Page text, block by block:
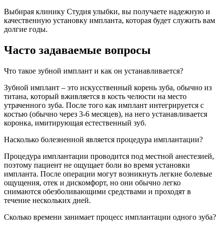
Выбирая клинику Студия улыбки, вы получаете надежную и
качественную установку импланта, которая будет служить вам
долгие годы.
Часто задаваемые вопросы
Что такое зубной имплант и как он устанавливается?
Зубной имплант – это искусственный корень зуба, обычно из
титана, который вживляется в кость челюсти на место
утраченного зуба. После того как имплант интегрируется с
костью (обычно через 3-6 месяцев), на него устанавливается
коронка, имитирующая естественный зуб.
Насколько болезненной является процедура имплантации?
Процедура имплантации проводится под местной анестезией,
поэтому пациент не ощущает боли во время установки
импланта. После операции могут возникнуть легкие болевые
ощущения, отек и дискомфорт, но они обычно легко
снимаются обезболивающими средствами и проходят в
течение нескольких дней.
Сколько времени занимает процесс имплантации одного зуба?